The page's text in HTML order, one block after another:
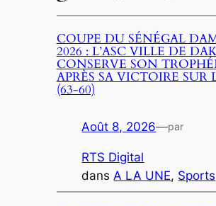
COUPE DU SÉNÉGAL
2026 : L’ASC VILLE DE
CONSERVE SON
APRÈS SA VICTOIRE SUR
(63-60)
Août 8, 2026—par
RTS Digital
dansA LA UNE, Sports